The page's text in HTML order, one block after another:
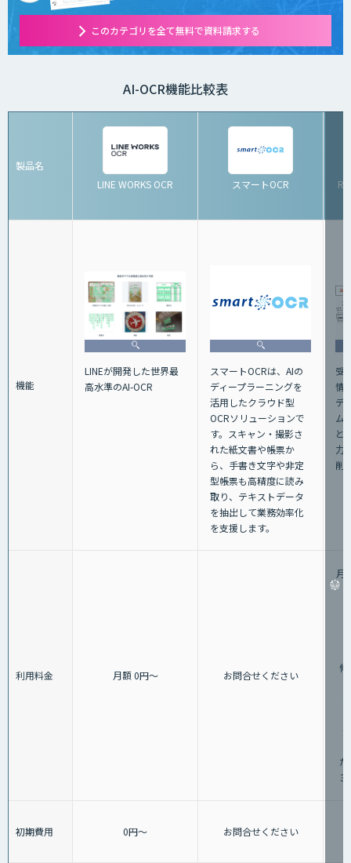
このカテゴリを全て無料で資料請求する
AI-OCR機能比較表
製品名
LINE WORKS OCR
スマートOCR
機能
LINEが開発した世界最
高水準のAI-OCR
スマートOCRは、AIの
ディープラーニングを
活用したクラウド型
OCRソリューションで
す。スキャン・撮影さ
れた紙文書や帳票か
ら、手書き文字や非定
型帳票も高精度に読み
取り、テキストデータ
を抽出して業務効率化
を支援します。
受
情
デ
ム
と
力
削
利用料金 月額 0円～ お問合せください
月
修
初期費用 0円～ お問合せください